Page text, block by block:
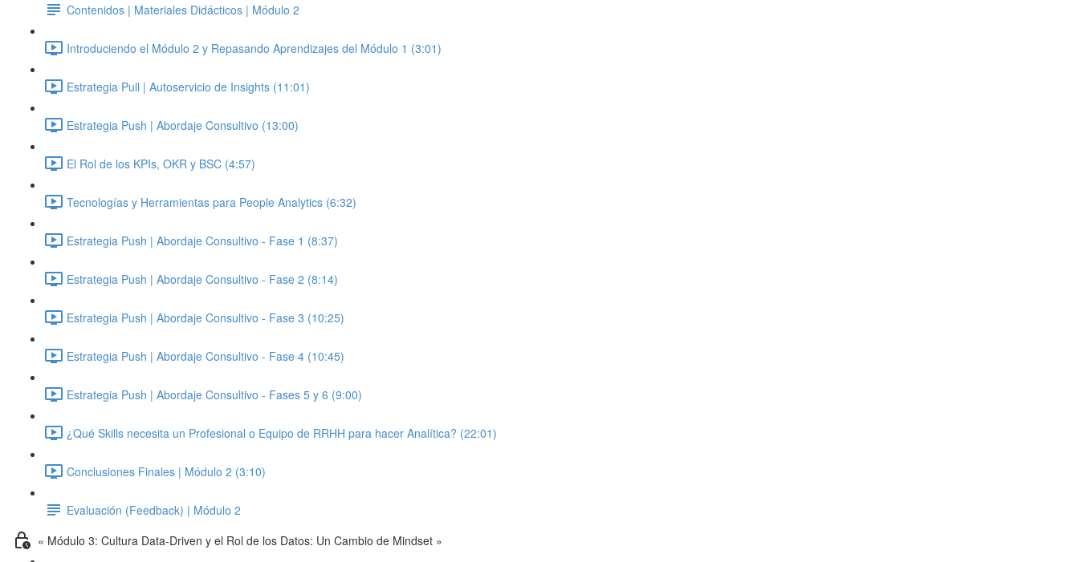
Contenidos | Materiales Didácticos | Módulo 2
Introduciendo el Módulo 2 y Repasando Aprendizajes del Módulo 1 (3:01)
Estrategia Pull | Autoservicio de Insights (11:01)
Estrategia Push | Abordaje Consultivo (13:00)
El Rol de los KPIs, OKR y BSC (4:57)
Tecnologías y Herramientas para People Analytics (6:32)
Estrategia Push | Abordaje Consultivo - Fase 1 (8:37)
Estrategia Push | Abordaje Consultivo - Fase 2 (8:14)
Estrategia Push | Abordaje Consultivo - Fase 3 (10:25)
Estrategia Push | Abordaje Consultivo - Fase 4 (10:45)
Estrategia Push | Abordaje Consultivo - Fases 5 y 6 (9:00)
¿Qué Skills necesita un Profesional o Equipo de RRHH para hacer Analítica? (22:01)
Conclusiones Finales | Módulo 2 (3:10)
Evaluación (Feedback) | Módulo 2
« Módulo 3: Cultura Data-Driven y el Rol de los Datos: Un Cambio de Mindset »